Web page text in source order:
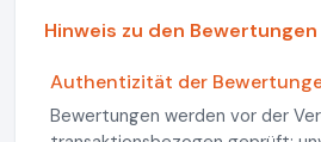
Hinweis zu den Bewertungen
Authentizität der
Bewertungen werden vor der